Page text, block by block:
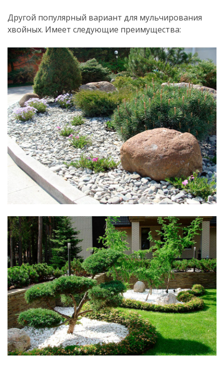
Другой популярный вариант для мульчирования
хвойных. Имеет следующие преимущества: